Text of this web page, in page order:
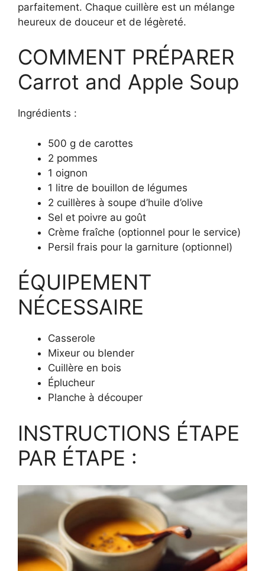
parfaitement. Chaque cuillère est un mélange
heureux de douceur et de légèreté.
COMMENT PRÉPARER
Carrot and Apple Soup
Ingrédients :
500 g de carottes
2 pommes
1 oignon
1 litre de bouillon de légumes
2 cuillères à soupe d’huile d’olive
Sel et poivre au goût
Crème fraîche (optionnel pour le service)
Persil frais pour la garniture (optionnel)
ÉQUIPEMENT
NÉCESSAIRE
Casserole
Mixeur ou blender
Cuillère en bois
Éplucheur
Planche à découper
INSTRUCTIONS ÉTAPE
PAR ÉTAPE :